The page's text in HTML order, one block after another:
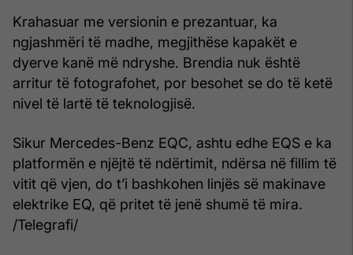
Krahasuar me versionin e prezantuar, ka
ngjashmëri të madhe, megjithëse kapakët e
dyerve kanë më ndryshe. Brendia nuk është
arritur të fotografohet, por besohet se do të ketë
nivel të lartë të teknologjisë.
Sikur Mercedes-Benz EQC, ashtu edhe EQS e ka
platformën e njëjtë të ndërtimit, ndërsa në fillim të
vitit që vjen, do t’i bashkohen linjës së makinave
elektrike EQ, që pritet të jenë shumë të mira.
/Telegrafi/